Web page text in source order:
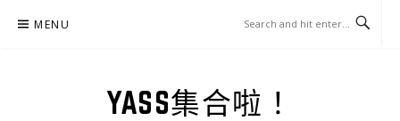
MENU
YASS集合啦！